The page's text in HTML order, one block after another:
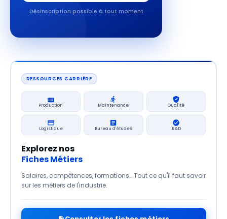
Désinscription possible à tout moment
RESSOURCES CARRIÈRE
Production Maintenance Qualité
Logistique Bureau d'études R&D
Explorez nos
Fiches Métiers
Salaires, compétences, formations… Tout ce qu'il faut savoir
sur les métiers de l'industrie.